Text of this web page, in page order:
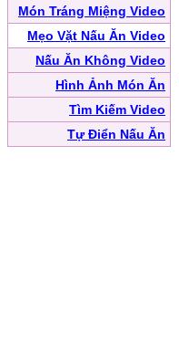
Món Tráng Miệng Video
Mẹo Vặt Nấu Ăn Video
Nấu Ăn Không Video
Hình Ảnh Món Ăn
Tìm Kiếm Video
Tự Điển Nấu Ăn